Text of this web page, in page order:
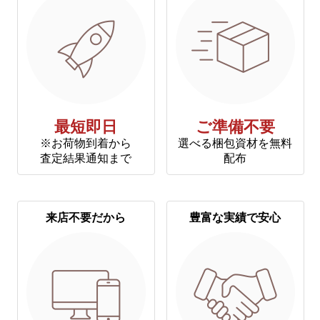
最短即日
※お荷物到着から
査定結果通知まで
ご準備不要
選べる梱包資材を無料
配布
来店不要だから 豊富な実績で安心